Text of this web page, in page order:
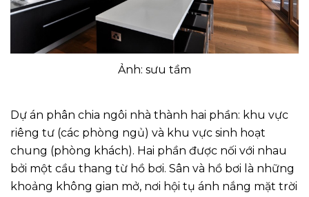
Ảnh: sưu tầm
Dự án phân chia ngôi nhà thành hai phần: khu vực
riêng tư (các phòng ngủ) và khu vực sinh hoạt
chung (phòng khách). Hai phần được nối với nhau
bởi một cầu thang từ hồ bơi. Sân và hồ bơi là những
khoảng không gian mở, nơi hội tụ ánh nắng mặt trời